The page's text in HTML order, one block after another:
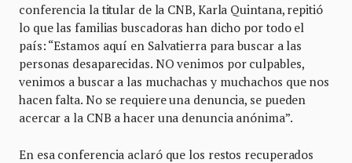
conferencia la titular de la CNB, Karla Quintana, repitió
lo que las familias buscadoras han dicho por todo el
país: “Estamos aquí en Salvatierra para buscar a las
personas desaparecidas. NO venimos por culpables,
venimos a buscar a las muchachas y muchachos que nos
hacen falta. No se requiere una denuncia, se pueden
acercar a la CNB a hacer una denuncia anónima”.
En esa conferencia aclaró que los restos recuperados